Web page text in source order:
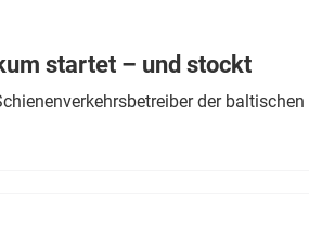
startet – und stockt
der